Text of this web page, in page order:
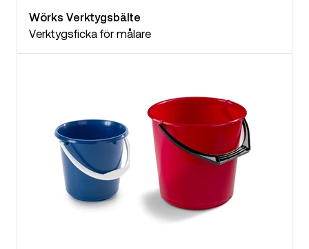
Wörks Verktygsbälte
Verktygsficka för målare